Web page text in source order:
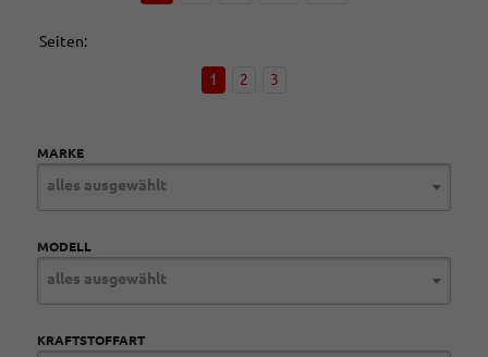
Seiten:
1 2 3
MARKE
alles ausgewählt
MODELL
alles ausgewählt
KRAFTSTOFFART